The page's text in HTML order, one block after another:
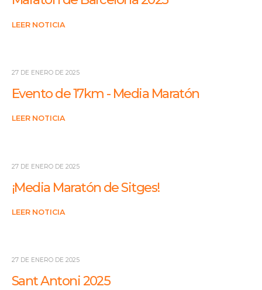
LEER NOTICIA
27 DE ENERO DE 2025
Evento de 17km - Media Maratón
LEER NOTICIA
27 DE ENERO DE 2025
¡Media Maratón de Sitges!
LEER NOTICIA
27 DE ENERO DE 2025
Sant Antoni 2025